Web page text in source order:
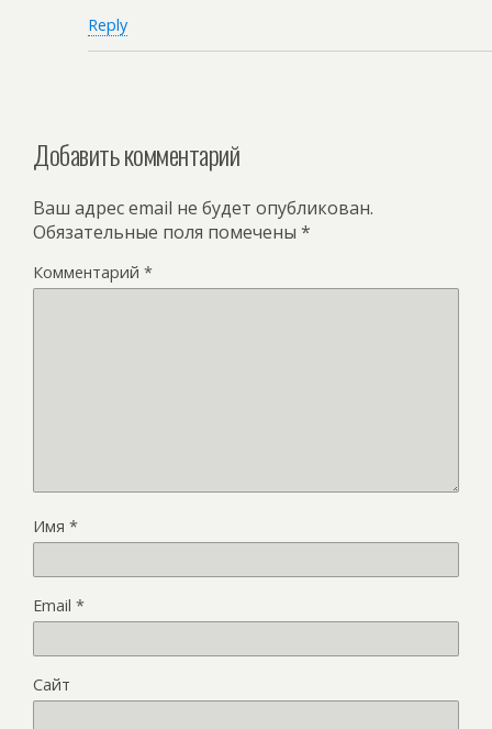
Reply
Добавить комментарий
Ваш адрес email не будет опубликован.
Обязательные поля помечены *
Комментарий *
Имя *
Email *
Сайт